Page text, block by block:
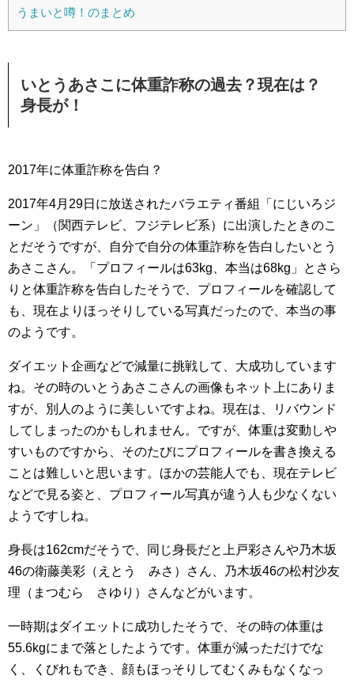
うまいと噂！のまとめ
いとうあさこに体重詐称の過去？現在は？
身長が！
2017年に体重詐称を告白？
2017年4月29日に放送されたバラエティ番組「にじいろジ
ーン」（関西テレビ、フジテレビ系）に出演したときのこ
とだそうですが、自分で自分の体重詐称を告白したいとう
あさこさん。「プロフィールは63kg、本当は68kg」とさら
りと体重詐称を告白したそうで、プロフィールを確認して
も、現在よりほっそりしている写真だったので、本当の事
のようです。
ダイエット企画などで減量に挑戦して、大成功しています
ね。その時のいとうあさこさんの画像もネット上にありま
すが、別人のように美しいですよね。現在は、リバウンド
してしまったのかもしれません。ですが、体重は変動しや
すいものですから、そのたびにプロフィールを書き換える
ことは難しいと思います。ほかの芸能人でも、現在テレビ
などで見る姿と、プロフィール写真が違う人も少なくない
ようですしね。
身長は162cmだそうで、同じ身長だと上戸彩さんや乃木坂
46の衛藤美彩（えとう みさ）さん、乃木坂46の松村沙友
理（まつむら さゆり）さんなどがいます。
一時期はダイエットに成功したそうで、その時の体重は
55.6kgにまで落としたようです。体重が減っただけでな
く、くびれもでき、顔もほっそりしてむくみもなくなっ